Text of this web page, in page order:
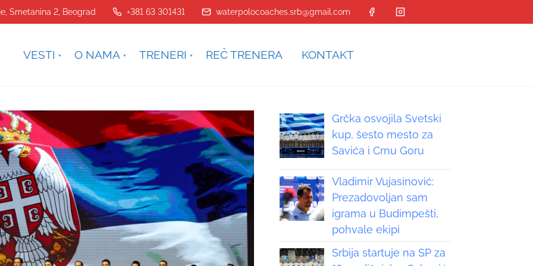
Smetanina 2, Beograd +381 63 301431 waterpolocoaches.srb@gmail.com
VESTI O NAMA TRENERI REČ TRENERA KONTAKT
Grčka osvojila Svetski
kup, šesto mesto za
Savića i Crnu Goru
Vladimir Vujasinović:
Prezadovoljan sam
igrama u Budimpešti,
pohvale ekipi
Srbija startuje na SP za